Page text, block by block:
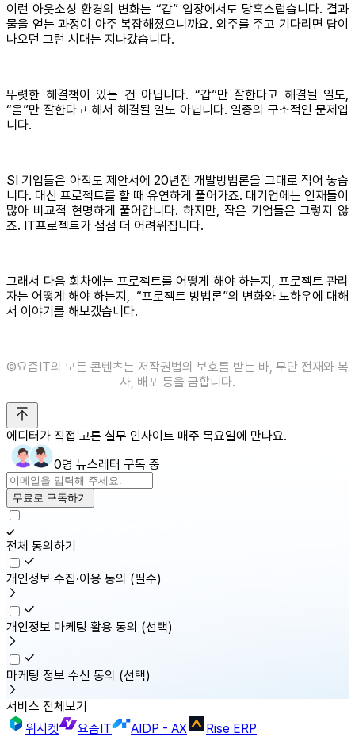
이런 아웃소싱 환경의 변화는 “갑” 입장에서도 당혹스럽습니다. 결과
물을 얻는 과정이 아주 복잡해졌으니까요. 외주를 주고 기다리면 답이
나오던 그런 시대는 지나갔습니다.
뚜렷한 해결책이 있는 건 아닙니다. “갑”만 잘한다고 해결될 일도,
“을”만 잘한다고 해서 해결될 일도 아닙니다. 일종의 구조적인 문제입
니다.
SI 기업들은 아직도 제안서에 20년전 개발방법론을 그대로 적어 놓습
니다. 대신 프로젝트를 할 때 유연하게 풀어가죠. 대기업에는 인재들이
많아 비교적 현명하게 풀어갑니다. 하지만, 작은 기업들은 그렇지 않
죠. IT프로젝트가 점점 더 어려워집니다.
그래서 다음 회차에는 프로젝트를 어떻게 해야 하는지, 프로젝트 관리
자는 어떻게 해야 하는지, “프로젝트 방법론”의 변화와 노하우에 대해
서 이야기를 해보겠습니다.
©️요즘IT의 모든 콘텐츠는 저작권법의 보호를 받는 바, 무단 전재와 복
사, 배포 등을 금합니다.
에디터가 직접 고른 실무 인사이트 매주 목요일에 만나요.
0명 뉴스레터 구독 중
무료로 구독하기
전체 동의하기
개인정보 수집·이용 동의 (필수)
개인정보 마케팅 활용 동의 (선택)
마케팅 정보 수신 동의 (선택)
서비스 전체보기
위시켓
요즘IT AIDP - AX Rise ERP